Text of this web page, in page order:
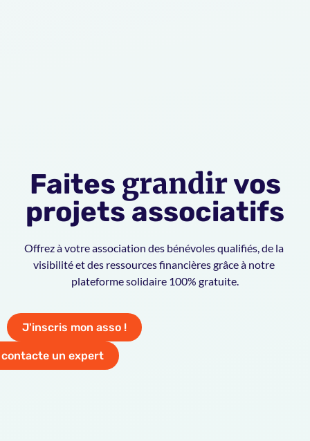
Faites grandirvos
projets associatifs
Offrez à votre association des bénévoles qualifiés, de la
visibilité et des ressources financières grâce à notre
plateforme solidaire 100% gratuite.
J'inscris mon asso !
un expert